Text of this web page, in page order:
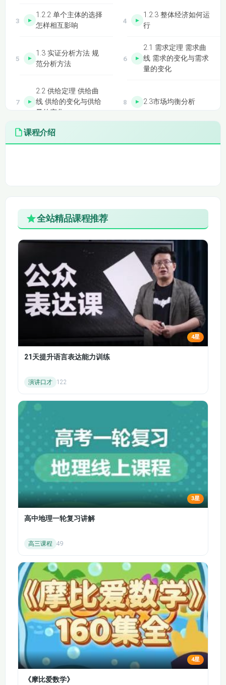
1.2.2 单个主体的选择
怎样相互影响
1.2.3 整体经济如何运
行
1.3 实证分析方法 规
范分析方法
2.1 需求定理 需求曲
线 需求的变化与需求
量的变化
2.2 供给定理 供给曲
线 供给的变化与供给
量的变化
2.3市场均衡分析
3.1.1 什么是需求价格
弹性
计算
控制石油价格的能力
禁毒的作用
加油站前的长队 低房
4.2 价格下限的概念
最低工资 公平或效
率？
4.3 税收归宿的决定
因素
5.1.1 消费者剩余的概
念
5.1.2 消费者剩余的衡
量
5.1.4 市场效率的衡量
5.2.1 赋税对总剩余的
影响
5.2.2 赋税对产生的无
加本国福利
6.2.1 外部性的解决方
法之一：公共政策
6.2.2 外部性的解决方
法之二：私人协商
6.3.1 公共物品和公共
资源的概念
6.3.2公共物品和公共
资源的提供
7.1 机会成本 显性成
本与隐性成本 经济利
本和平均成本
成本的关系 规模经济
与规模不经济
8.1 竞争市场的特征
竞争市场中企业的收
益规律
8.2.1 竞争市场中企业
的产量决策
8.2.2 竞争市场中企业
的停产决策
8.2.3 竞争市场的短期
供给
8.3 进入和退出机制
竞争市场长期均衡的
课程介绍
全站精品课程推荐
4星
21天提升语言表达能力训练
演讲口才 122
3星
高中地理一轮复习讲解
高三课程 49
4星
《摩比爱数学》